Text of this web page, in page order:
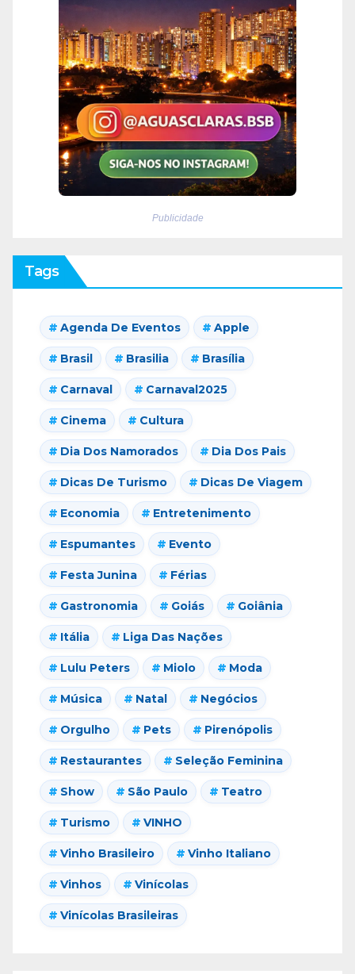
Publicidade
Tags
Agenda De Eventos Apple
Brasil Brasilia Brasília
Carnaval Carnaval2025
Cinema Cultura
Dia Dos Namorados Dia Dos Pais
Dicas De Turismo Dicas De Viagem
Economia Entretenimento
Espumantes Evento
Festa Junina Férias
Gastronomia Goiás Goiânia
Itália Liga Das Nações
Lulu Peters Miolo Moda
Música Natal Negócios
Orgulho Pets Pirenópolis
Restaurantes Seleção Feminina
Show São Paulo Teatro
Turismo VINHO
Vinho Brasileiro Vinho Italiano
Vinhos Vinícolas
Vinícolas Brasileiras